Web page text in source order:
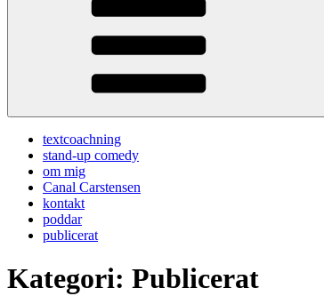
textcoachning
stand-up comedy
om mig
Canal Carstensen
kontakt
poddar
publicerat
Kategori: Publicerat